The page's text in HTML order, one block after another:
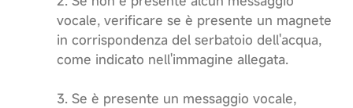
vocale, verificare se è presente un magnete
in corrispondenza del serbatoio dell'acqua,
come indicato nell'immagine allegata.
3. Se è presente un messaggio vocale,